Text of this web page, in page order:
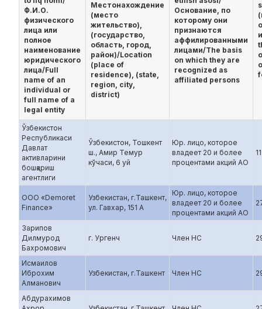
Ф.И.О.
физического
лица или
полное
наименование
юридического
лица/Full
name of an
individual or
full name of a
legal entity
Местонахождение
(место
жительство),
(государство,
область, город,
район)/Location
(place of
residence), (state,
region, city,
district)
Основание, по
которому они
признаются
аффилированными
лицами/The basis
on which they are
recognized as
affiliated persons
Ўзбекистон
Республикаси
Давлат
активларини
бошқариш
агентлиги
Ўзбекистон, Тошкент
ш., Амир Темур
кўчаси, 6 уй
Юр. лицо, которое
владеет 20 и более
процентами акций АО
ООО «Demoret
Finance»
Узбекистан, г.Ташкент,
ул. Гавхар, 151 А
Юр. лицо, которое
владеет 20 и более
процентами акций АО
Зарипов
Дилмурод
Бахромович
г. Ургенч Член НС
Исмаилов
Иброхим
Алманович
Узбекистан, г.Ташкент Член НС
Абдурахимов